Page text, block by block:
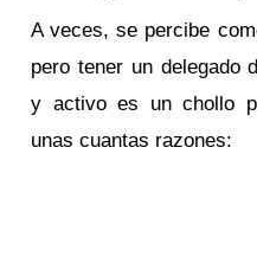
A veces, se percibe
pero tener un delegado
y activo es un chollo
unas cuantas razones: